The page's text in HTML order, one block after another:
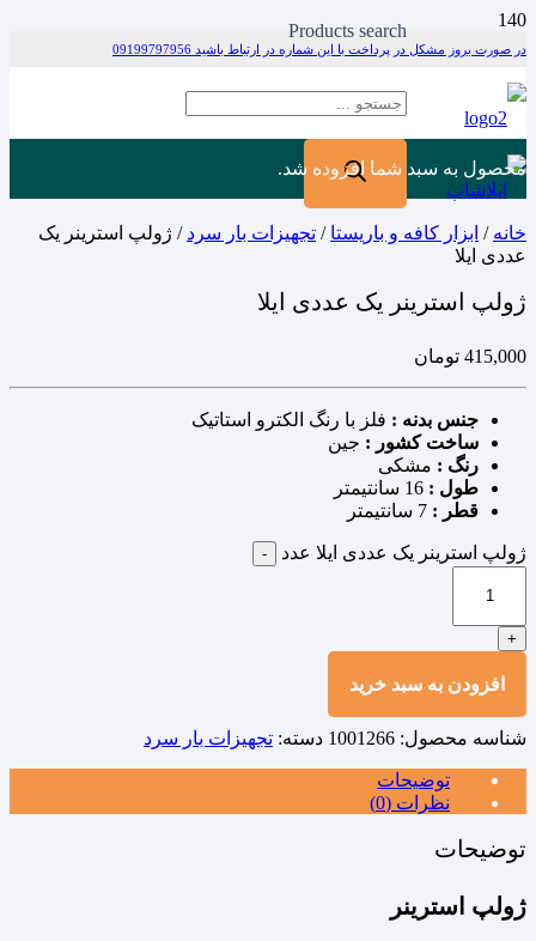
در صورت بروز مشکل در پرداخت با این شماره در ارتباط باشید 09199797956
Products search
محصول به سبد شما افزوده شد.
خانه / ابزار کافه و باریستا / تجهیزات بار سرد / ژولپ استرینر یک
عددی ایلا
ژولپ استرینر یک عددی ایلا
415,000 تومان
جنس بدنه : فلز با رنگ الکترو استاتیک
ساخت کشور : جین
رنگ : مشکی
طول :
قطر :
ژولپ استرینر یک عددی ایلا عدد -
+
افزودن به سبد خرید
شناسه محصول: 1001266 دسته: تجهیزات بار سرد
توضیحات
نظرات (0)
توضیحات
ژولپ استرینر